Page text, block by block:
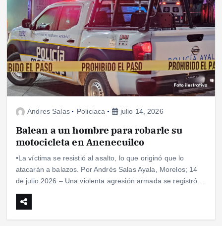
Andres Salas Policiaca julio 14, 2026
Balean a un hombre para robarle su
motocicleta en Anenecuilco
•La víctima se resistió al asalto, lo que originó que lo
atacarán a balazos. Por Andrés Salas Ayala, Morelos; 14
de julio 2026 – Una violenta agresión armada se registró…